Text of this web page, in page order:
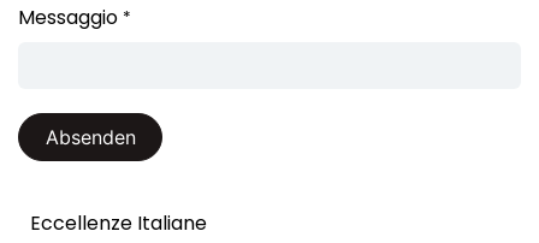
Messaggio *
Absenden
Eccellenze Italiane